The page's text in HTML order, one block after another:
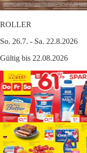
ROLLER
So. 26.7. - Sa. 22.8.2026
Gültig bis 22.08.2026